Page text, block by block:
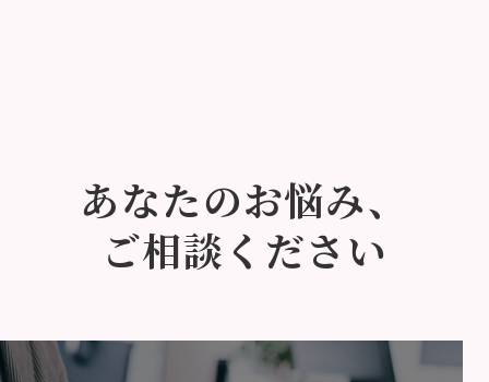
あなたのお悩み、
ご相談ください